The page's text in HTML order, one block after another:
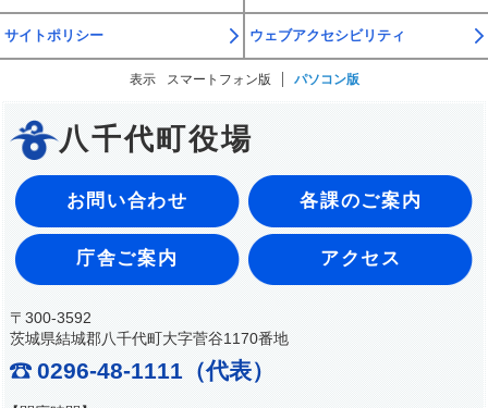
サイトポリシー ウェブアクセシビリティ
表示 スマートフォン版 パソコン版
八千代町役場
お問い合わせ 各課のご案内
庁舎ご案内 アクセス
〒300-3592
茨城県結城郡八千代町大字菅谷1170番地
0296-48-1111（代表）